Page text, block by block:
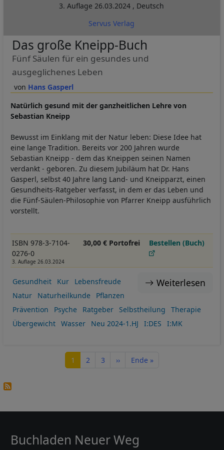
3. Auflage26.03.2024 , Deutsch
Servus Verlag
Hans Gasperl
Das große Kneipp-Buch
Fünf Säulen für ein gesundes und
ausgeglichenes Leben
Natürlich gesund mit der ganzheitlichen Lehre von
Sebastian Kneipp
Bewusst im Einklang mit der Natur leben: Diese Idee hat
eine lange Tradition. Bereits vor 200 Jahren wurde
Sebastian Kneipp - dem das Kneippen seinen Namen
verdankt - geboren. Zu diesem Jubiläum hat Dr. Hans
Gasperl, selbst 40 Jahre lang Land- und Kneipparzt, einen
Gesundheits-Ratgeber verfasst, in dem er das Leben und
die Fünf-Säulen-Philosophie von Pfarrer Kneipp ausführlich
vorstellt.
ISBN 978-3-7104-
0276-0
3. Auflage 26.03.2024
30,00 € Portofrei Bestellen (Buch)
Weiterlesen
Gesundheit Kur
Lebensfreude
Natur
Naturheilkunde
Pflanzen
Prävention
Psyche Ratgeber Selbstheilung
Therapie
Übergewicht
Wasser Neu 2024-1.HJ I:DES I:MK
Seite
1 Seite
2 Seite
3 Nächste Seite
›› Letzte Seite
Ende »
Buchladen Neuer Weg